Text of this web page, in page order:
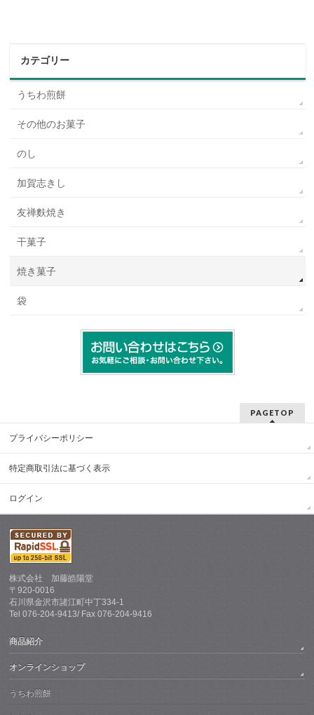
カテゴリー
うちわ煎餅
その他のお菓子
のし
加賀志きし
友禅麩焼き
干菓子
焼き菓子
袋
PAGETOP
プライバシーポリシー
特定商取引法に基づく表示
ログイン
株式会社 加藤皓陽堂
〒920-0016
石川県金沢市諸江町中丁334-1
Tel 076-204-9413/ Fax 076-204-9416
商品紹介
オンラインショップ
うちわ煎餅